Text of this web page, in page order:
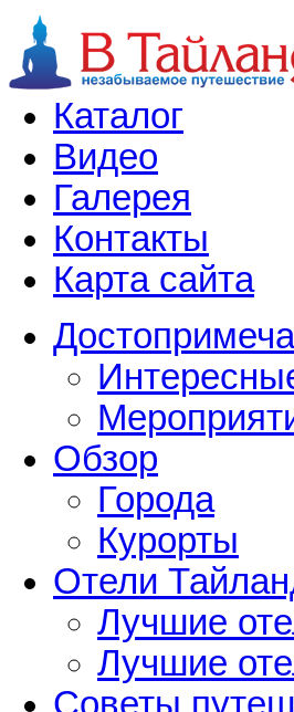
Каталог
Видео
Галерея
Контакты
Карта сайта
Обзор
Города
Курорты
Отели
Лучшие
Лучшие
Советы